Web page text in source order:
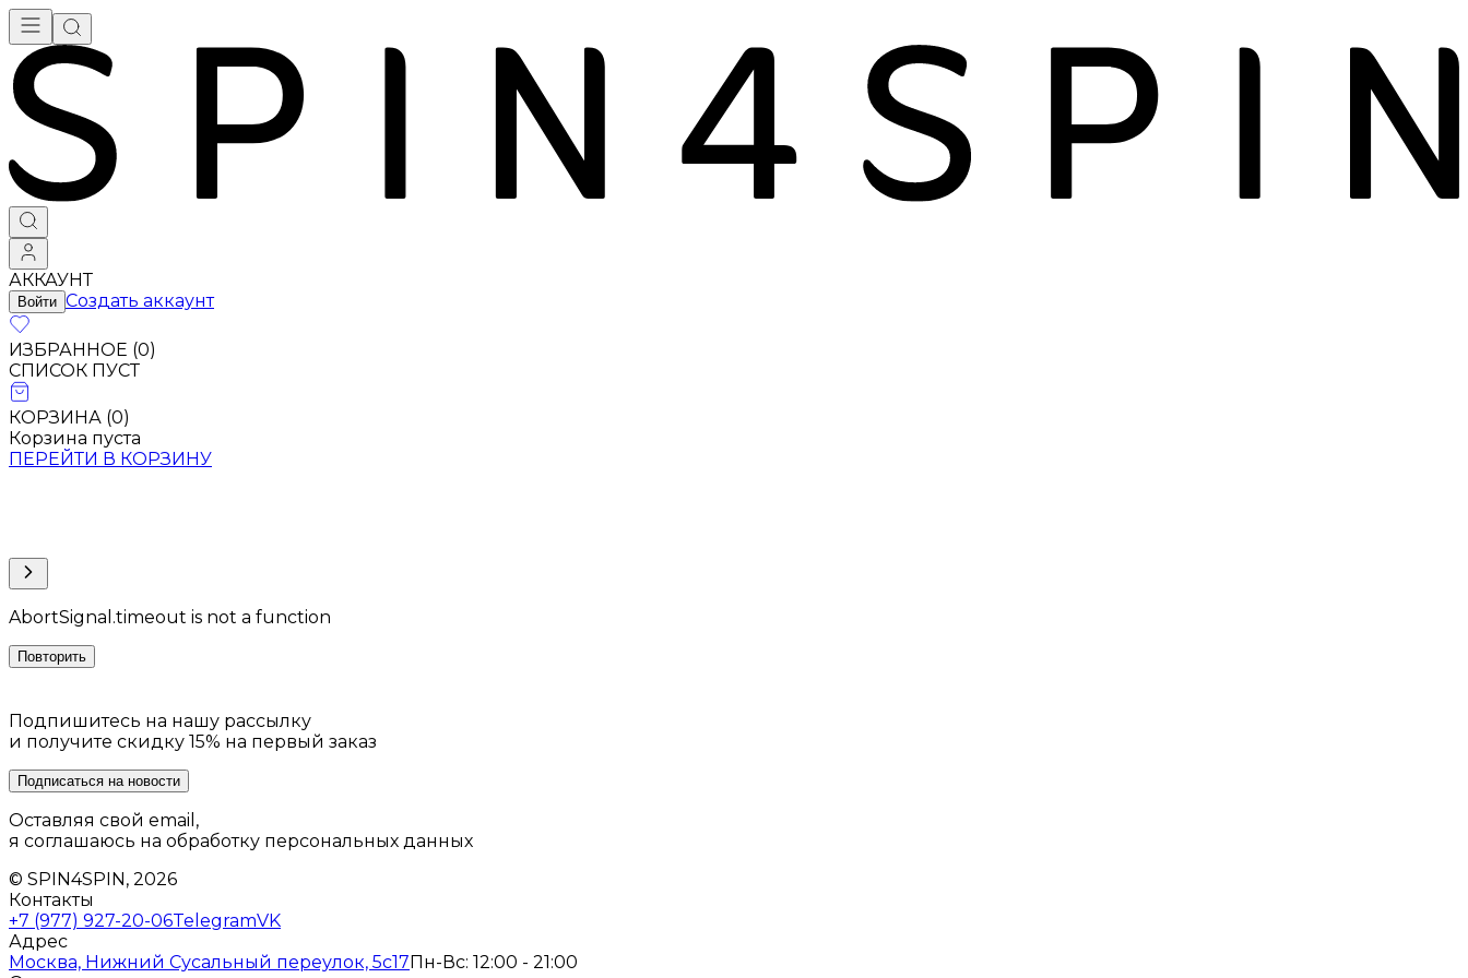
АККАУНТ
Войти Создать аккаунт
ИЗБРАННОЕ (0)
СПИСОК ПУСТ
КОРЗИНА (0)
Корзина пуста
ПЕРЕЙТИ В КОРЗИНУ
AbortSignal.timeout is not a function
Повторить
Подпишитесь на нашу рассылку
и получите скидку 15% на первый заказ
Подписаться на новости
Оставляя свой email,
я соглашаюсь на обработку персональных данных
© SPIN4SPIN, 2026
Контакты
+7 (977) 927-20-06TelegramVK
Адрес
Москва, Нижний Сусальный переулок, 5с17 Пн-Вс: 12:00 - 21:00